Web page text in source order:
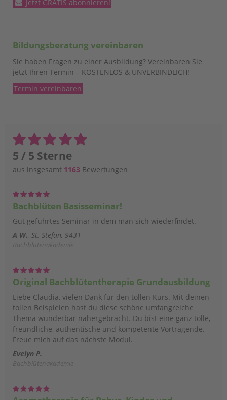
Jetzt GRATIS abonnieren!
Bildungsberatung vereinbaren
Sie haben Fragen zu einer Ausbildung? Vereinbaren Sie
jetzt Ihren Termin – KOSTENLOS & UNVERBINDLICH!
Termin vereinbaren
5 / 5 Sterne
aus insgesamt 1163 Bewertungen
Bachblüten Basisseminar!
Gut geführtes Seminar in dem man sich wiederfindet.
A W. St. Stefan, 9431
Bachblütenakademie
Original Bachblütentherapie Grundausbildung
Liebe Claudia, vielen Dank für den tollen Kurs. Mit deinen
tollen Beispielen hast du diese schöne umfangreiche
Thema wunderbar nähergebracht. Du bist eine ganz tolle,
freundliche, authentische und kompetente Vortragende.
Freue mich auf das nächste Modul.
Evelyn P.
Bachblütenakademie